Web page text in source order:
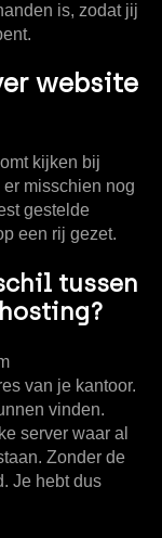
is, zodat jij
website
kijken bij
misschien nog
gestelde
een rij gezet.
tussen
van je kantoor.
vinden.
server waar al
Zonder de
Je hebt dus